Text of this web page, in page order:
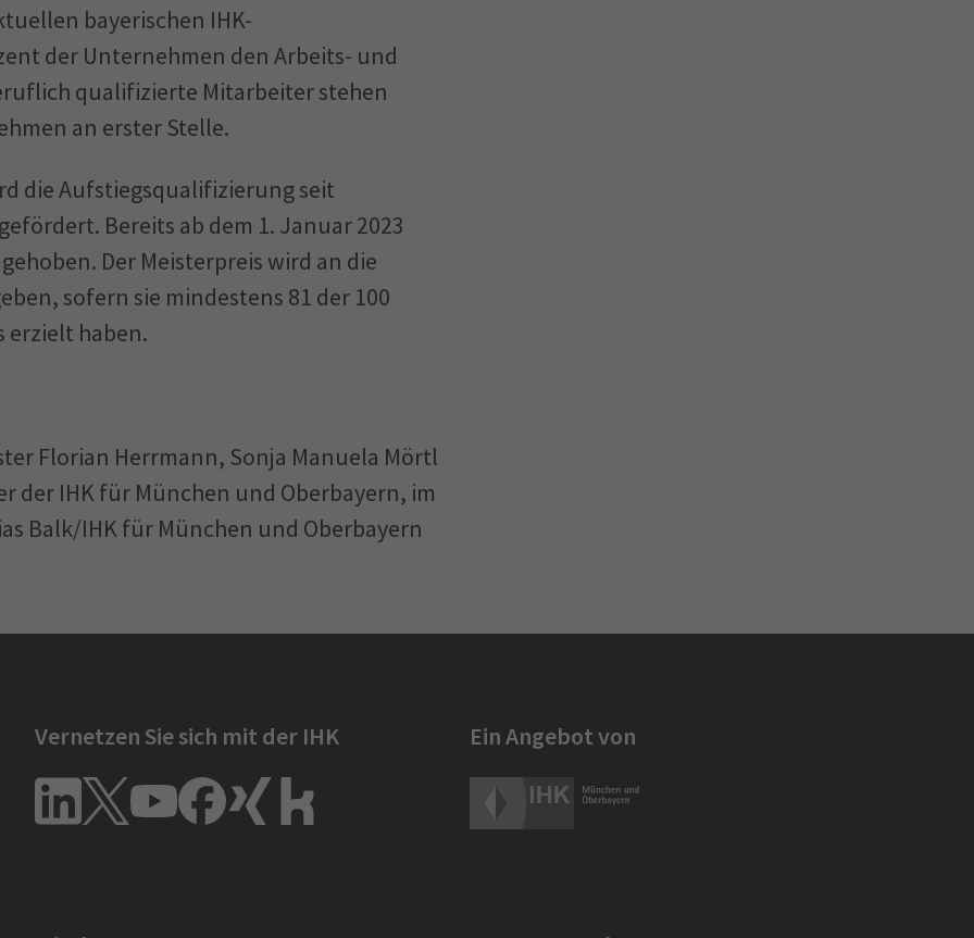
bayerischen IHK-
der Unternehmen den Arbeits- und
qualifizierte Mitarbeiter stehen
an erster Stelle.
die Aufstiegsqualifizierung seit
Bereits ab dem 1. Januar 2023
Der Meisterpreis wird an die
sofern sie mindestens 81 der 100
erzielt haben.
Florian Herrmann, Sonja Manuela Mörtl
der IHK für München und Oberbayern, im
Balk/IHK für München und Oberbayern
Vernetzen Sie sich mit der IHK Ein Angebot von